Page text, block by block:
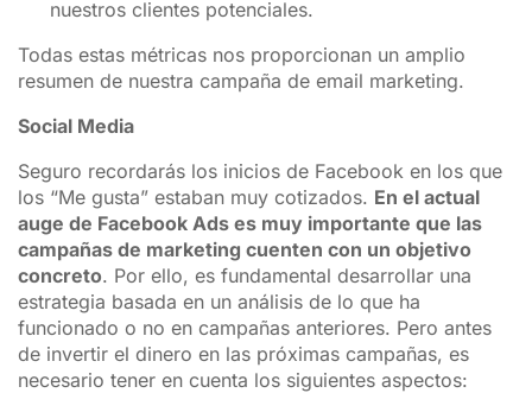
nuestros clientes potenciales.
Todas estas métricas nos proporcionan un amplio
resumen de nuestra campaña de email marketing.
Social Media
Seguro recordarás los inicios de Facebook en los que
los “Me gusta” estaban muy cotizados. En el actual
auge de Facebook Ads es muy importante que las
campañas de marketing cuenten con un objetivo
concreto. Por ello, es fundamental desarrollar una
estrategia basada en un análisis de lo que ha
funcionado o no en campañas anteriores. Pero antes
de invertir el dinero en las próximas campañas, es
necesario tener en cuenta los siguientes aspectos: